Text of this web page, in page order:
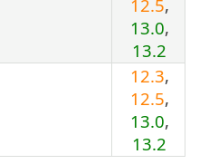
12.5,
13.0,
13.2
12.3,
12.5,
13.0,
13.2